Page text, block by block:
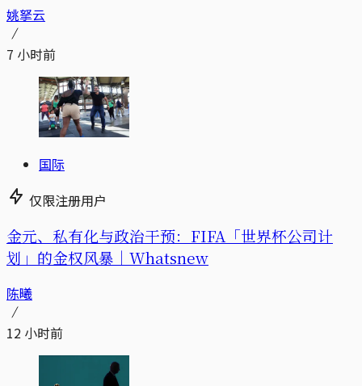
姚拏云
7 小时前
国际
仅限注册用户
金元、私有化与政治干预：FIFA「世界杯公司计
划」的金权风暴｜Whatsnew
陈曦
12 小时前